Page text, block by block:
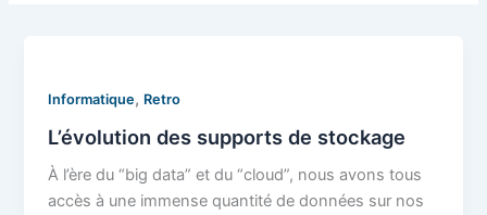
Informatique, Retro
L’évolution des supports de stockage
À l’ère du “big data” et du “cloud”, nous avons tous
accès à une immense quantité de données sur nos